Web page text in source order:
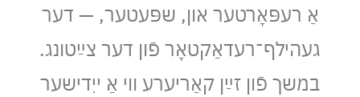
אַ רעפּאָרטער און, שפּעטער, — דער
געהילף־רעדאַקטאָר פֿון דער צײַטונג.
במשך פֿון זײַן קאַריערע ווי אַ ייִדישער